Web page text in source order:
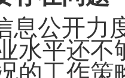
息公开力
水平还